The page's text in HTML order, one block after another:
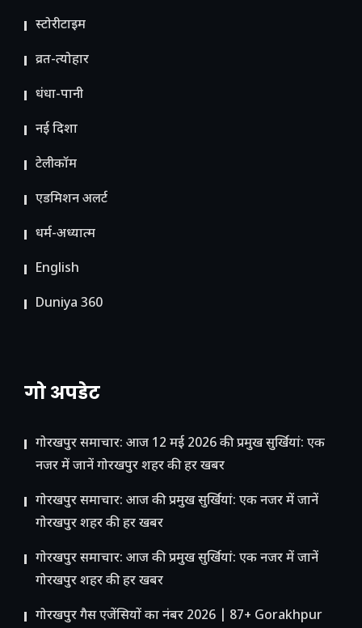
स्टोरीटाइम
व्रत-त्योहार
धंधा-पानी
नई दिशा
टेलीकॉम
ए​डमिशन अलर्ट
धर्म-अध्यात्म
English
Duniya 360
गो अपडेट
गोरखपुर समाचार: आज 12 मई 2026 की प्रमुख सुर्खियां: एक
नजर में जानें गोरखपुर शहर की हर खबर
गोरखपुर समाचार: आज की प्रमुख सुर्खियां: एक नजर में जानें
गोरखपुर शहर की हर खबर
गोरखपुर समाचार: आज की प्रमुख सुर्खियां: एक नजर में जानें
गोरखपुर शहर की हर खबर
गोरखपुर गैस एजेंसियों का नंबर 2026 | 87+ Gorakhpur